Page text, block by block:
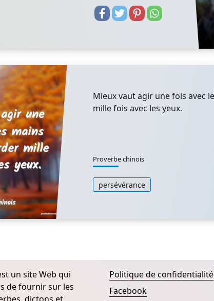
Mieux vaut agir une fois avec
mille fois avec les yeux.
Proverbe chinois
persévérance
un site Web qui
de fournir sur les
Politique de confidentialité
Facebook